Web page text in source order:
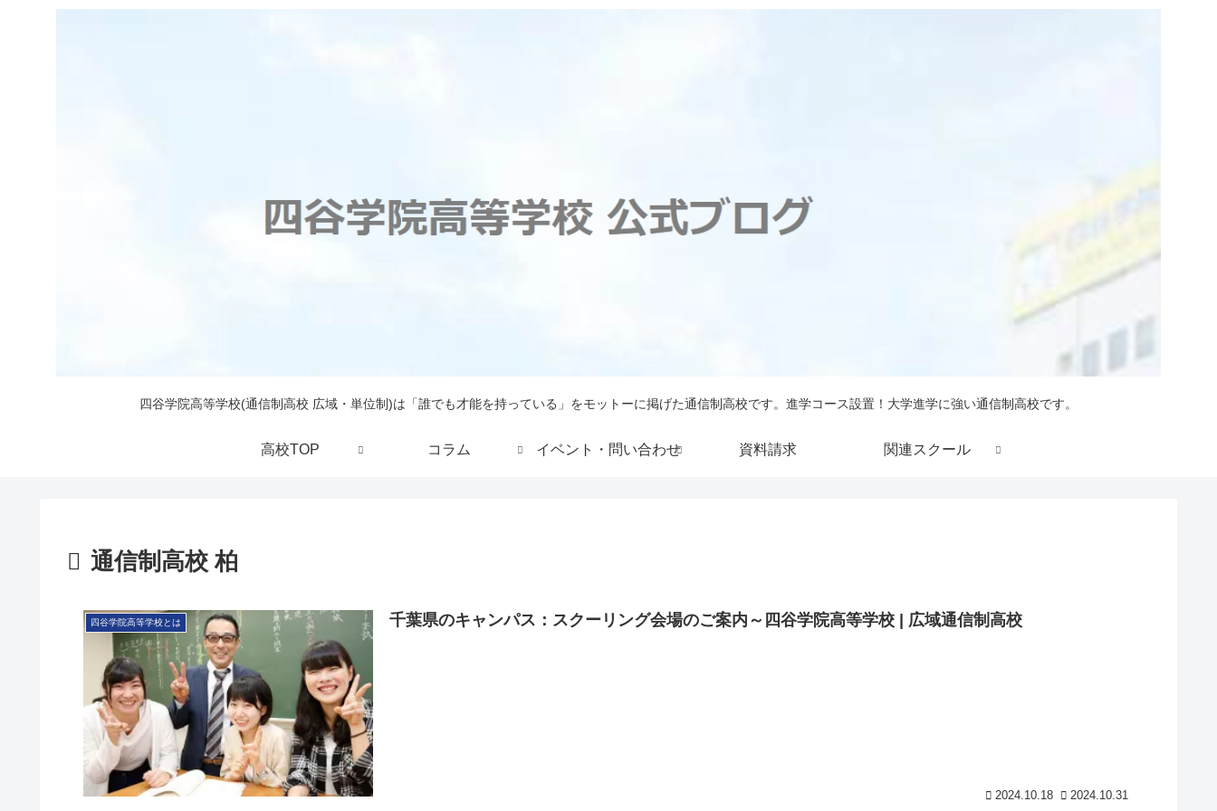
四谷学院高等学校(通信制高校 広域・単位制)は「誰でも才能を持っている」をモットーに掲げた通信制高校です。進学コース設置！大学進学に強い通信制高校です。
高校TOP コラム イベント・問い合わせ 資料請求 関連スクール
通信制高校 柏
四谷学院高等学校とは 千葉県のキャンパス：スクーリング会場のご案内～四谷学院高等学校 | 広域通信制高校
2024.10.18 2024.10.31